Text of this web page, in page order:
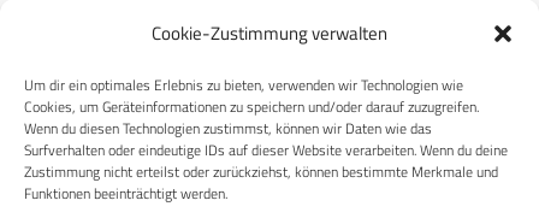
Cookie-Zustimmung verwalten
Um dir ein optimales Erlebnis zu bieten, verwenden wir Technologien wie
Cookies, um Geräteinformationen zu speichern und/oder darauf zuzugreifen.
Wenn du diesen Technologien zustimmst, können wir Daten wie das
Surfverhalten oder eindeutige IDs auf dieser Website verarbeiten. Wenn du deine
Zustimmung nicht erteilst oder zurückziehst, können bestimmte Merkmale und
Funktionen beeinträchtigt werden.
RECHTLICHES
Datenschutzerklärung
Cookie-Richtlinie (EU)